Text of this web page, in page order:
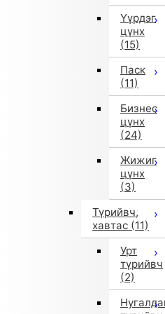
Үүрдэг
цүнх
(15)
Паск
(11)
Бизнес
цүнх
(24)
Жижиг
цүнх
(3)
Түрийвч,
хавтас (11)
Урт
түрийвч
(2)
Sweat Crew ABT55561